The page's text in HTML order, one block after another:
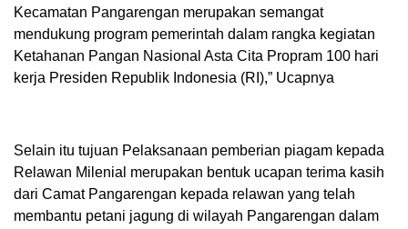
Kecamatan Pangarengan merupakan semangat
mendukung program pemerintah dalam rangka kegiatan
Ketahanan Pangan Nasional Asta Cita Propram 100 hari
kerja Presiden Republik Indonesia (RI),” Ucapnya
Selain itu tujuan Pelaksanaan pemberian piagam kepada
Relawan Milenial merupakan bentuk ucapan terima kasih
dari Camat Pangarengan kepada relawan yang telah
membantu petani jagung di wilayah Pangarengan dalam